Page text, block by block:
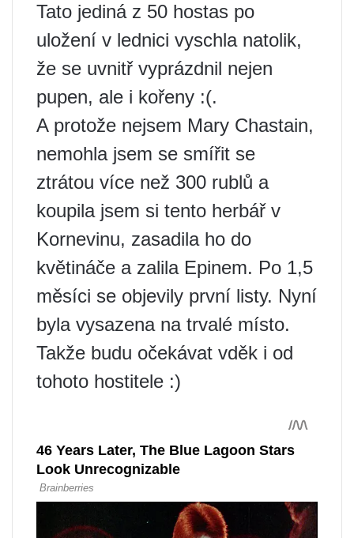
Tato jediná z 50 hostas po
uložení v lednici vyschla natolik,
že se uvnitř vyprázdnil nejen
pupen, ale i kořeny :(.
A protože nejsem Mary Chastain,
nemohla jsem se smířit se
ztrátou více než 300 rublů a
koupila jsem si tento herbář v
Kornevinu, zasadila ho do
květináče a zalila Epinem. Po 1,5
měsíci se objevily první listy. Nyní
byla vysazena na trvalé místo.
Takže budu očekávat vděk i od
tohoto hostitele :)